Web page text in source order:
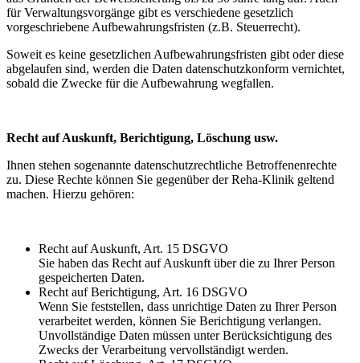
für Verwaltungsvorgänge gibt es verschiedene gesetzlich
vorgeschriebene Aufbewahrungsfristen (z.B. Steuerrecht).
Soweit es keine gesetzlichen Aufbewahrungsfristen gibt oder diese
abgelaufen sind, werden die Daten datenschutzkonform vernichtet,
sobald die Zwecke für die Aufbewahrung wegfallen.
Recht auf Auskunft, Berichtigung, Löschung usw.
Ihnen stehen sogenannte datenschutzrechtliche Betroffenenrechte
zu. Diese Rechte können Sie gegenüber der Reha-Klinik geltend
machen. Hierzu gehören:
Recht auf Auskunft, Art. 15 DSGVO
Sie haben das Recht auf Auskunft über die zu Ihrer Person
gespeicherten Daten.
Recht auf Berichtigung, Art. 16 DSGVO
Wenn Sie feststellen, dass unrichtige Daten zu Ihrer Person
verarbeitet werden, können Sie Berichtigung verlangen.
Unvollständige Daten müssen unter Berücksichtigung des
Zwecks der Verarbeitung vervollständigt werden.